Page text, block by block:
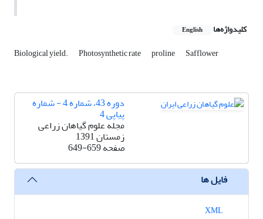
کلیدواژه‌ها English
Biological yield. Photosynthetic rate proline Safflower
دوره 43، شماره 4 - شماره
پیاپی 4
مجله علوم گیاهان زراعی
زمستان 1391
صفحه649-659
فایل ها